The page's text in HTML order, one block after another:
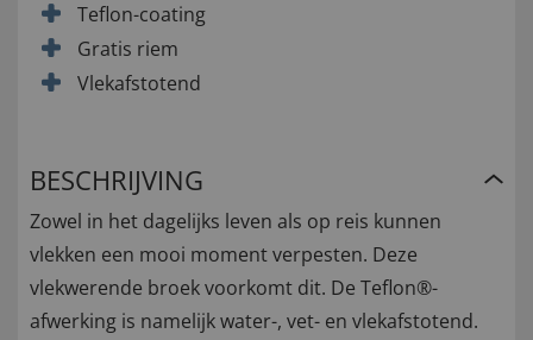
Teflon-coating
Gratis riem
Vlekafstotend
BESCHRIJVING
Zowel in het dagelijks leven als op reis kunnen
vlekken een mooi moment verpesten. Deze
vlekwerende broek voorkomt dit. De Teflon®-
afwerking is namelijk water-, vet- en vlekafstotend.